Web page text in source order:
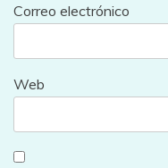
Correo electrónico
Web